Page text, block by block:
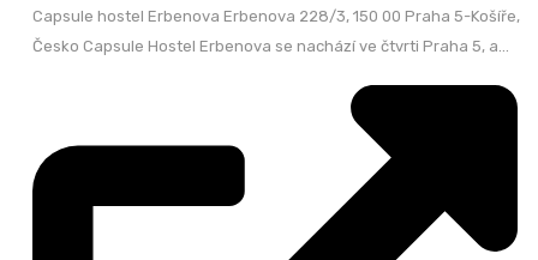
Capsule hostel Erbenova Erbenova 228/3, 150 00 Praha 5-Košíře,
Česko Capsule Hostel Erbenova se nachází ve čtvrti Praha 5, a...